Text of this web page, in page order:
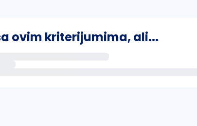
ovim kriterijumima, ali...